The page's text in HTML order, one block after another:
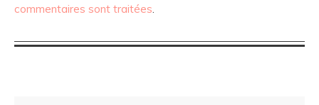
commentaires sont traitées.